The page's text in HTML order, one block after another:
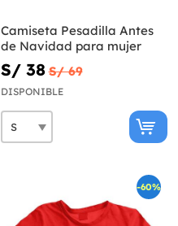
Camiseta Pesadilla Antes
de Navidad para mujer
S/ 38 S/ 69
DISPONIBLE
-60%